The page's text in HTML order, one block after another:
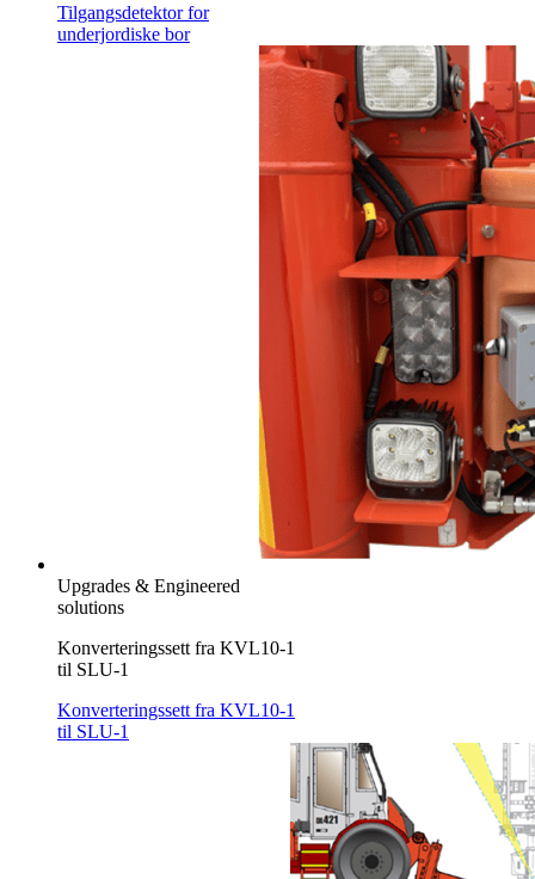
Tilgangsdetektor for
underjordiske bor
Upgrades & Engineered
solutions
Konverteringssett fra KVL10-1
til SLU-1
Konverteringssett fra KVL10-1
til SLU-1